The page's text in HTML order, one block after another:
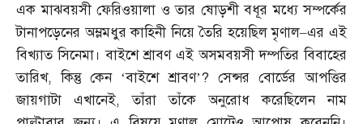
এক মাঝবয়সী ফেরিওয়ালা ও তার ষোড়শী বধূর মধ্যে সম্পর্কের
টানাপড়েনের অম্লমধুর কাহিনী নিয়ে তৈরি হয়েছিল মৃণাল–এর এই
বিখ্যাত সিনেমা। বাইশে শ্রাবণ এই অসমবয়সী দম্পতির বিবাহের
তারিখ,কিন্তু কেন ‘বাইশে শ্রাবণ’? সেন্সর বোর্ডের আপত্তির
জায়গাটা এখানেই,তাঁরা তাঁকে অনুরোধ করেছিলেন নাম